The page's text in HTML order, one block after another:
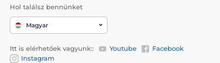
Hol találsz bennünket
Magyar
Itt is elérhetőek vagyunk:: Youtube
Facebook
Instagram